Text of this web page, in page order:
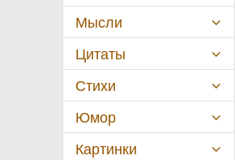
Мысли
Цитаты
Стихи
Юмор
Картинки